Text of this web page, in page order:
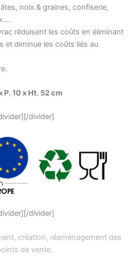
noix & graines, confiserie,
réduisent les coûts en éliminant
et diminue les coûts liés au
P. 10 x Ht. 52 cm
divider]
divider]
création, réaménagement des
de vente.